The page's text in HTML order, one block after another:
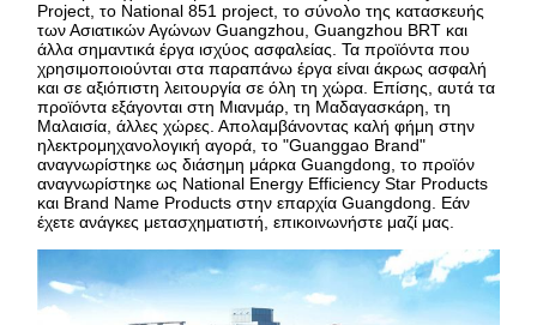
Project, το National 851 project, το σύνολο της κατασκευής
των Ασιατικών Αγώνων Guangzhou, Guangzhou BRT και
άλλα σημαντικά έργα ισχύος ασφαλείας. Τα προϊόντα που
χρησιμοποιούνται στα παραπάνω έργα είναι άκρως ασφαλή
και σε αξιόπιστη λειτουργία σε όλη τη χώρα. Επίσης, αυτά τα
προϊόντα εξάγονται στη Μιανμάρ, τη Μαδαγασκάρη, τη
Μαλαισία, άλλες χώρες. Απολαμβάνοντας καλή φήμη στην
ηλεκτρομηχανολογική αγορά, το "Guanggao Brand"
αναγνωρίστηκε ως διάσημη μάρκα Guangdong, το προϊόν
αναγνωρίστηκε ως National Energy Efficiency Star Products
και Brand Name Products στην επαρχία Guangdong. Εάν
έχετε ανάγκες μετασχηματιστή, επικοινωνήστε μαζί μας.